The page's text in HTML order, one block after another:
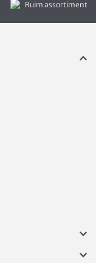
Ruim assortiment